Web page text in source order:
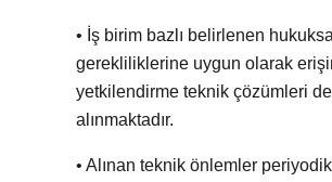
• İş birim bazlı belirlenen
gerekliliklerine uygun olarak
yetkilendirme teknik çözümleri
alınmaktadır.
• Alınan teknik önlemler